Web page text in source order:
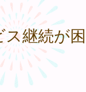
継続が